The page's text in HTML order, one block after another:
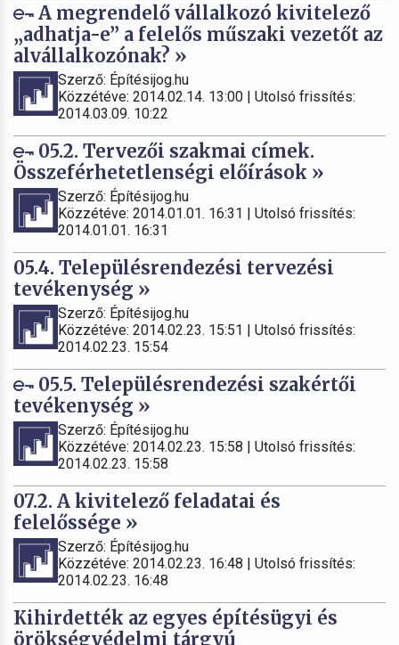
A megrendelő vállalkozó kivitelező
„adhatja-e” a felelős műszaki vezetőt az
alvállalkozónak? »
Szerző: Építésijog.hu
Közzétéve: 2014.02.14. 13:00 | Utolsó frissítés:
2014.03.09. 10:22
05.2. Tervezői szakmai címek.
Összeférhetetlenségi előírások »
Szerző: Építésijog.hu
Közzétéve: 2014.01.01. 16:31 | Utolsó frissítés:
2014.01.01. 16:31
05.4. Településrendezési tervezési
tevékenység »
Szerző: Építésijog.hu
Közzétéve: 2014.02.23. 15:51 | Utolsó frissítés:
2014.02.23. 15:54
05.5. Településrendezési szakértői
tevékenység »
Szerző: Építésijog.hu
Közzétéve: 2014.02.23. 15:58 | Utolsó frissítés:
2014.02.23. 15:58
07.2. A kivitelező feladatai és
felelőssége »
Szerző: Építésijog.hu
Közzétéve: 2014.02.23. 16:48 | Utolsó frissítés:
2014.02.23. 16:48
Kihirdették az egyes építésügyi és
örökségvédelmi tárgyú